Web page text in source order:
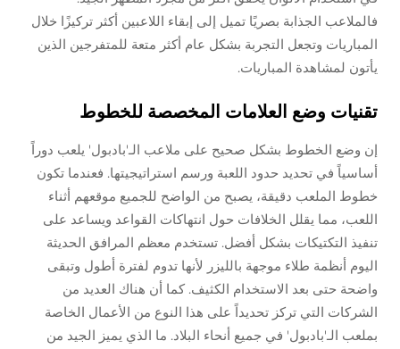
فالملاعب الجذابة بصريًا تميل إلى إبقاء اللاعبين أكثر تركيزًا خلال
المباريات وتجعل التجربة بشكل عام أكثر متعة للمتفرجين الذين
يأتون لمشاهدة المباريات.
تقنيات وضع العلامات المخصصة للخطوط
إن وضع الخطوط بشكل صحيح على ملاعب الـ'بادبول' يلعب دوراً
أساسياً في تحديد حدود اللعبة ورسم استراتيجيتها. فعندما تكون
خطوط الملعب دقيقة، يصبح من الواضح للجميع موقعهم أثناء
اللعب، مما يقلل الخلافات حول انتهاكات القواعد ويساعد على
تنفيذ التكتيكات بشكل أفضل. تستخدم معظم المرافق الحديثة
اليوم أنظمة طلاء موجهة بالليزر لأنها تدوم لفترة أطول وتبقى
واضحة حتى بعد الاستخدام الكثيف. كما أن هناك العديد من
الشركات التي تركز تحديداً على هذا النوع من الأعمال الخاصة
بملعب الـ'بادبول' في جميع أنحاء البلاد. ما الذي يميز الجيد من